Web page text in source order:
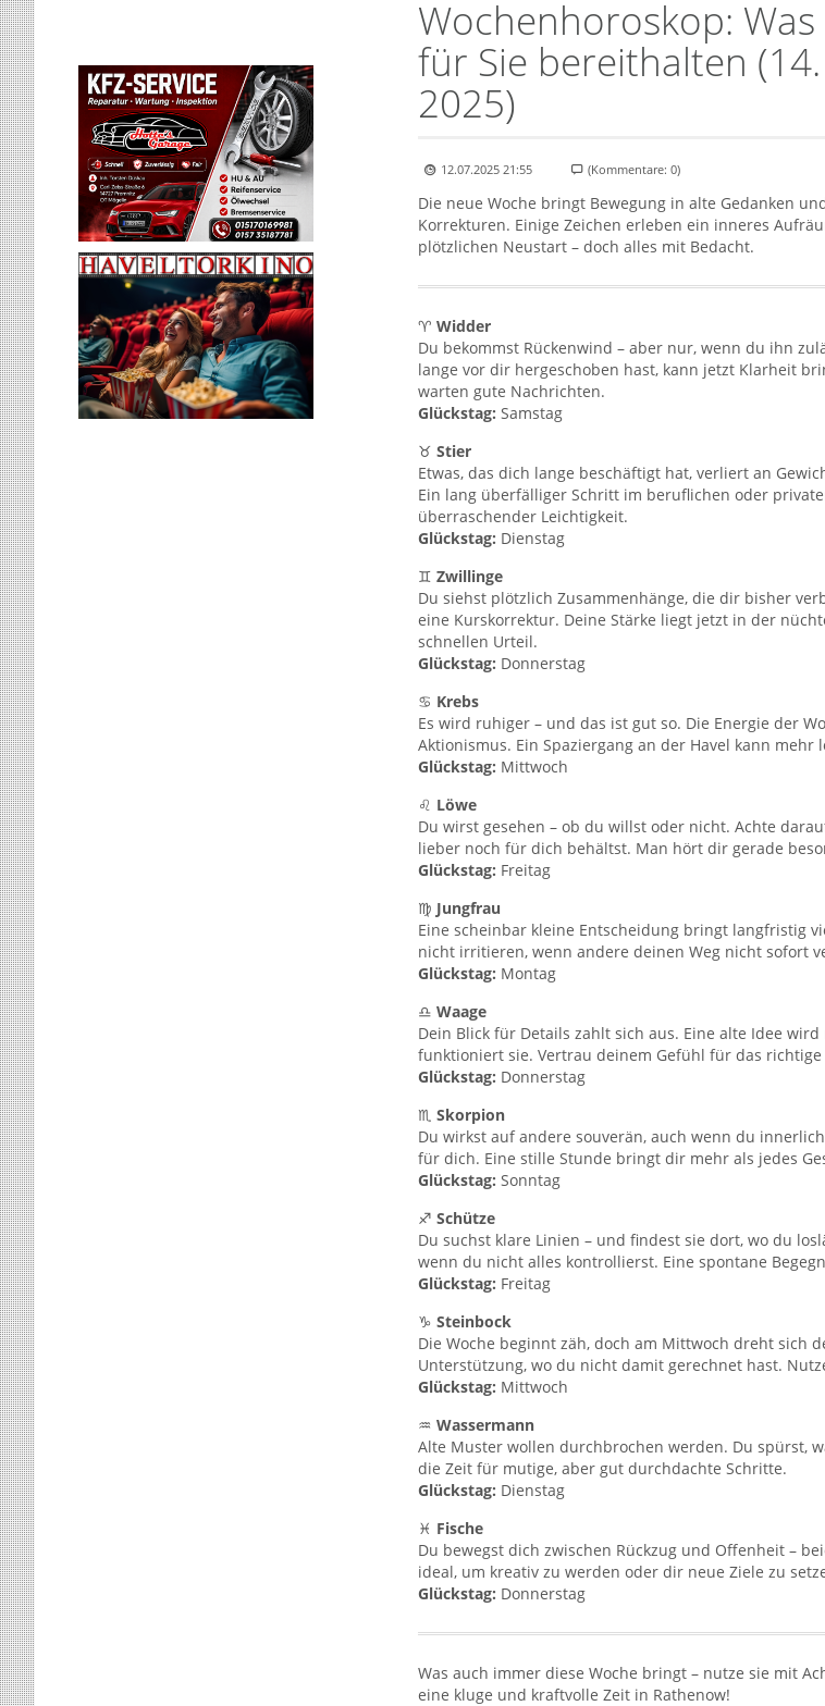
Wochenhoroskop:
für Sie bereithalten (14.
2025)
12.07.2025 21:55 (Kommentare: 0)
Die neue Woche bringt Bewegung in alte Gedanken
Korrekturen. Einige Zeichen erleben ein inneres
plötzlichen Neustart – doch alles mit Bedacht.
♈ Widder
Du bekommst Rückenwind – aber nur, wenn du ihn
lange vor dir hergeschoben hast, kann jetzt Klarheit
warten gute Nachrichten.
Glückstag: Samstag
♉ Stier
Etwas, das dich lange beschäftigt hat, verliert an
Ein lang überfälliger Schritt im beruflichen oder
überraschender Leichtigkeit.
Glückstag: Dienstag
♊ Zwillinge
Du siehst plötzlich Zusammenhänge, die dir bisher
eine Kurskorrektur. Deine Stärke liegt jetzt in der
schnellen Urteil.
Glückstag: Donnerstag
♋ Krebs
Es wird ruhiger – und das ist gut so. Die Energie der
Aktionismus. Ein Spaziergang an der Havel kann mehr
Glückstag: Mittwoch
♌ Löwe
Du wirst gesehen – ob du willst oder nicht. Achte
lieber noch für dich behältst. Man hört dir gerade
Glückstag: Freitag
♍ Jungfrau
Eine scheinbar kleine Entscheidung bringt langfristig
nicht irritieren, wenn andere deinen Weg nicht sofort
Glückstag: Montag
♎ Waage
Dein Blick für Details zahlt sich aus. Eine alte Idee
funktioniert sie. Vertrau deinem Gefühl für das richtige
Glückstag: Donnerstag
♏ Skorpion
Du wirkst auf andere souverän, auch wenn du
für dich. Eine stille Stunde bringt dir mehr als jedes
Glückstag: Sonntag
♐ Schütze
Du suchst klare Linien – und findest sie dort, wo du
wenn du nicht alles kontrollierst. Eine spontane
Glückstag: Freitag
♑ Steinbock
Die Woche beginnt zäh, doch am Mittwoch dreht sich
Unterstützung, wo du nicht damit gerechnet hast.
Glückstag: Mittwoch
♒ Wassermann
Alte Muster wollen durchbrochen werden. Du spürst,
die Zeit für mutige, aber gut durchdachte Schritte.
Glückstag: Dienstag
♓ Fische
Du bewegst dich zwischen Rückzug und Offenheit –
ideal, um kreativ zu werden oder dir neue Ziele zu
Glückstag: Donnerstag
Was auch immer diese Woche bringt – nutze sie mit
eine kluge und kraftvolle Zeit in Rathenow!